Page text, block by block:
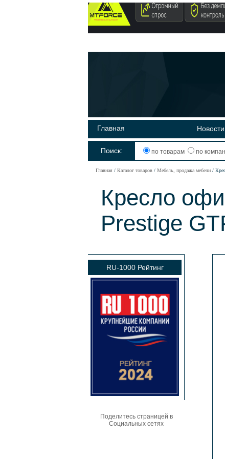
Главная Новости
Поиск: по товарам по
Главная Каталог товаров Мебель, продажа мебели
Кресло
Prestige
RU-1000 Рейтинг
Поделитесь страницей в
Социальных сетях